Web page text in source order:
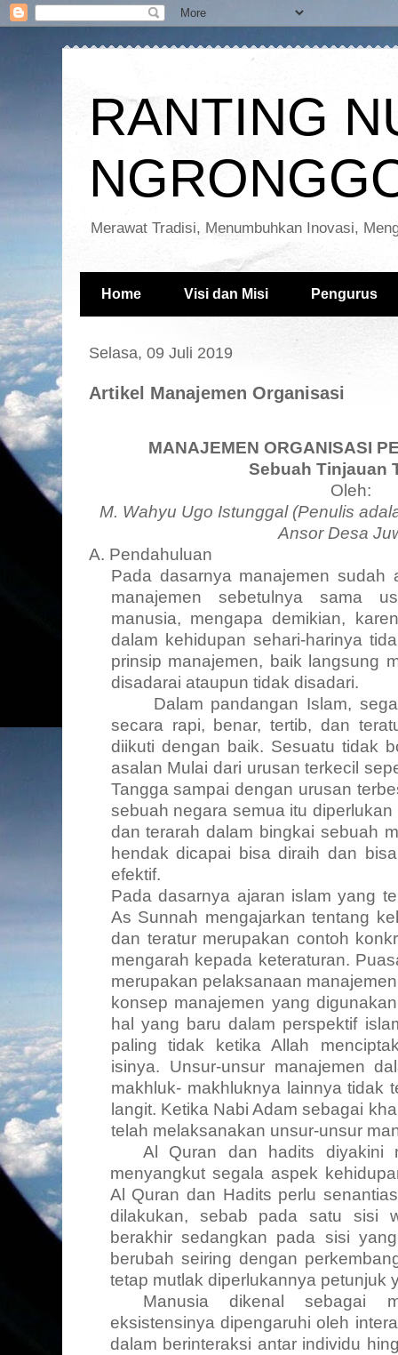
RANTING
Merawat Tradisi, Menumbuhkan Inovasi,
Home Visi dan Misi Pengurus
Selasa, 09 Juli 2019
Artikel Manajemen Organisasi
MANAJEMEN ORGANISASI
Sebuah Tinjauan
Oleh:
M. Wahyu Ugo Istunggal (Penulis
Ansor Desa
A. Pendahuluan
Pada dasarnya manajemen
manajemen sebetulnya sama
manusia, mengapa demikian,
dalam kehidupan sehari-harinya
prinsip manajemen, baik langsung
disadarai ataupun tidak disadari.
Dalam pandangan Islam,
secara rapi, benar, tertib, dan
diikuti dengan baik. Sesuatu tidak
asalan Mulai dari urusan terkecil
Tangga sampai dengan urusan
sebuah negara semua itu
dan terarah dalam bingkai sebuah
hendak dicapai bisa diraih dan
efektif.
Pada dasarnya ajaran islam yang
As Sunnah mengajarkan tentang
dan teratur merupakan contoh
mengarah kepada keteraturan.
merupakan pelaksanaan
konsep manajemen yang
hal yang baru dalam perspektif
paling tidak ketika Allah
isinya. Unsur-unsur manajemen
makhluk- makhluknya lainnya tidak
langit. Ketika Nabi Adam sebagai
telah melaksanakan unsur-unsur
Al Quran dan hadits diyakini
menyangkut segala aspek
Al Quran dan Hadits perlu
dilakukan, sebab pada satu sisi
berakhir sedangkan pada sisi
berubah seiring dengan
tetap mutlak diperlukannya petunjuk
Manusia dikenal sebagai
eksistensinya dipengaruhi oleh
dalam berinteraksi antar individu